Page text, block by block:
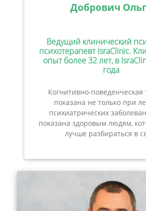
Добрович
Ведущий клинический
психотерапевт IsraClinic.
опыт более 32 лет, в
года
Когнитивно-поведенческая
показана не только при
психиатрических
показана здоровым людям,
лучше разбираться в